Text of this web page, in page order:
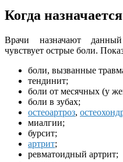
Когда
Врачи назначают
чувствует острые боли.
боли, вызванные
тендинит;
боли от месячных (у
боли в зубах;
остеоартроз,
миалгии;
бурсит;
артрит;
ревматоидный артрит;